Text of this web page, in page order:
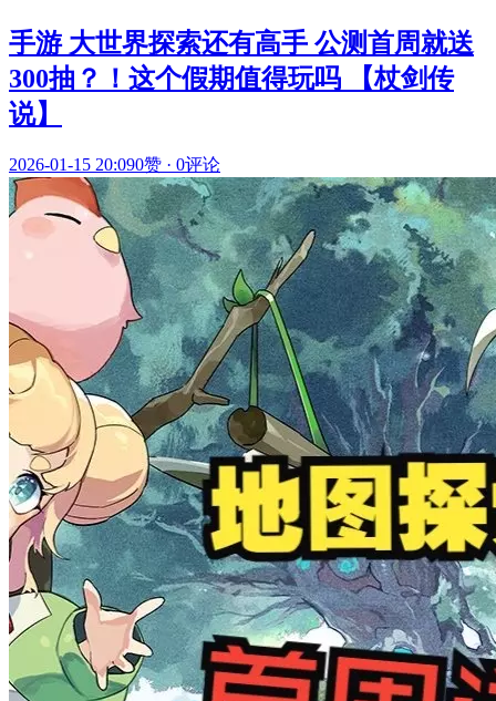
手游 大世界探索还有高手 公测首周就送
300抽？！这个假期值得玩吗 【杖剑传
说】
2026-01-15 20:090赞 · 0评论